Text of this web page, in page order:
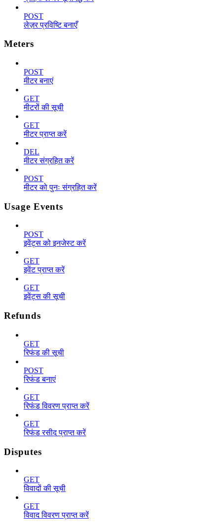
POST
लेज़र प्रविष्टि बनाएँ
Meters
POST
मीटर बनाएं
GET
मीटरों की सूची
GET
मीटर प्राप्त करें
DEL
मीटर संग्रहित करें
POST
मीटर को पुनः संग्रहित करें
Usage Events
POST
इवेंट्स को इनजेस्ट करें
GET
इवेंट प्राप्त करें
GET
इवेंट्स की सूची
Refunds
GET
रिफंड की सूची
POST
रिफंड बनाएं
GET
रिफंड विवरण प्राप्त करें
GET
रिफंड रसीद प्राप्त करें
Disputes
GET
विवादों की सूची
GET
विवाद विवरण प्राप्त करें